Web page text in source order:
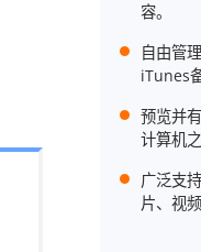
容。
自由管
iTunes
预览并
计算机
广泛支
片、视